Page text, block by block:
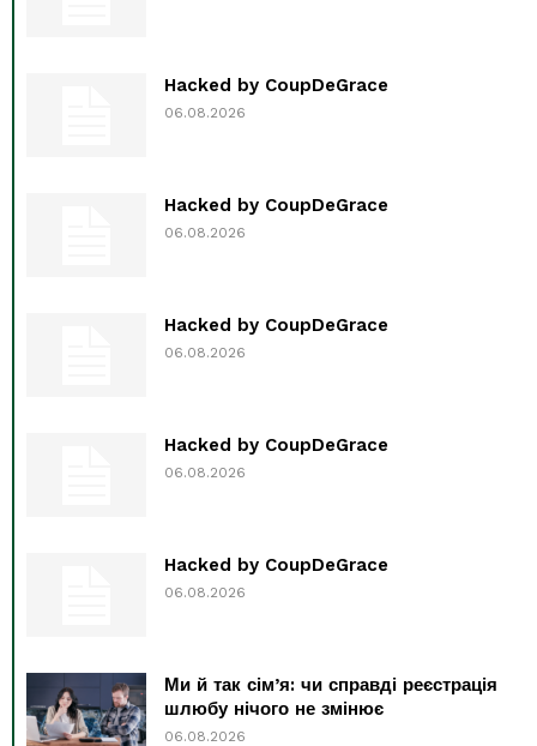
Hacked by CoupDeGrace
06.08.2026
Hacked by CoupDeGrace
06.08.2026
Hacked by CoupDeGrace
06.08.2026
Hacked by CoupDeGrace
06.08.2026
Hacked by CoupDeGrace
06.08.2026
Ми й так сім’я: чи справді реєстрація
шлюбу нічого не змінює
06.08.2026